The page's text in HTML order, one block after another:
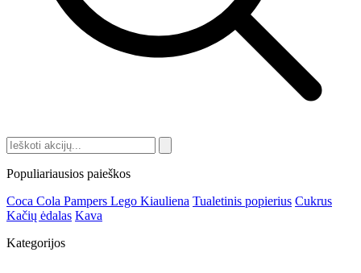
Populiariausios paieškos
Coca Cola Pampers Lego Kiauliena Tualetinis popierius Cukrus
Kačių ėdalas Kava
Kategorijos